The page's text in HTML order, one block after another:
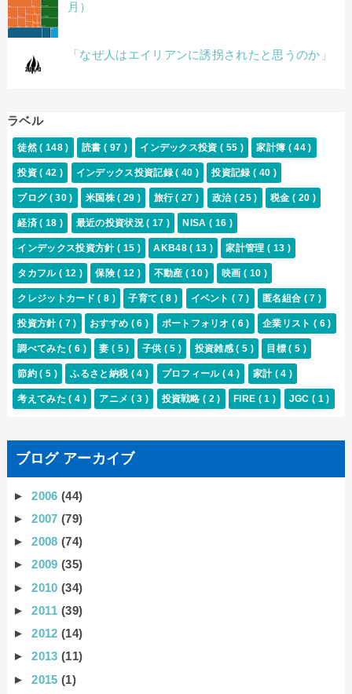
月）
「なぜ人はエイリアンに誘拐されたと思うのか」
ラベル
徒然( 148 ) 読書 ( 97 ) インデックス投資( 55 ) 家計簿 ( 44 )
投資( 42 ) インデックス投資記録( 40 ) 投資記録( 40 )
ブログ ( 30 ) 米国株( 29 ) 旅行( 27 ) 政治 ( 25 ) 税金 ( 20 )
経済( 18 ) 最近の投資状況( 17 ) NISA( 16 )
インデックス投資方針 ( 15 ) AKB48( 13 ) 家計管理( 13 )
タカフル( 12 ) 保険( 12 ) 不動産 ( 10 ) 映画( 10 )
クレジットカード( 8 ) 子育て ( 8 ) イベント( 7 ) 匿名組合 ( 7 )
投資方針( 7 ) おすすめ ( 6 ) ポートフォリオ( 6 ) 企業リスト ( 6 )
調べてみた( 6 ) 妻 ( 5 ) 子供 ( 5 ) 投資雑感( 5 ) 目標( 5 )
節約( 5 ) ふるさと納税 ( 4 ) プロフィール ( 4 ) 家計 ( 4 )
考えてみた( 4 ) アニメ ( 3 ) 投資戦略( 2 ) FIRE ( 1 ) JGC ( 1 )
ブログ アーカイブ
►2006(44)
►2007(79)
►2008(74)
►2009(35)
►2010(34)
►2011(39)
►2012(14)
►2013(11)
►2015(1)